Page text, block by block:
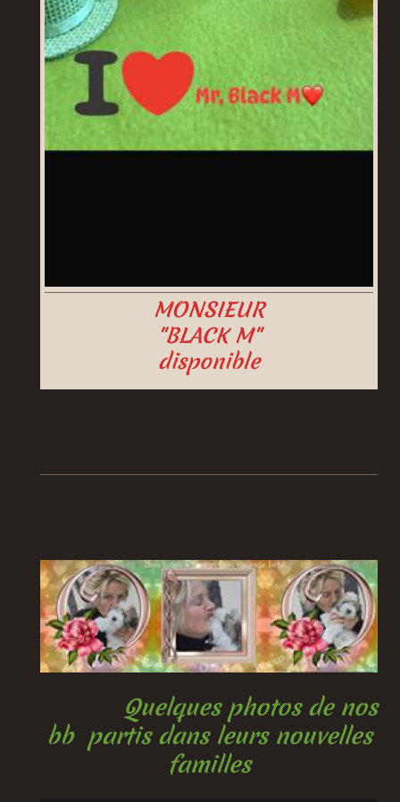
MONSIEUR
"BLACK M"
disponible
Quelques photos de nos
bb partis dans leurs nouvelles
familles